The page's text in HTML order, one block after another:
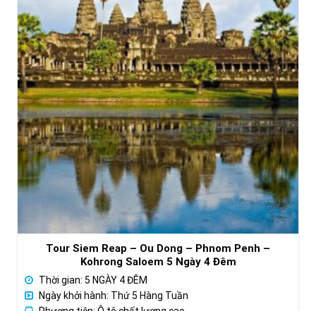
Tour Siem Reap – Ou Dong – Phnom Penh –
Kohrong Saloem 5 Ngày 4 Đêm
Thời gian: 5 NGÀY 4 ĐÊM
Ngày khởi hành: Thứ 5 Hàng Tuần